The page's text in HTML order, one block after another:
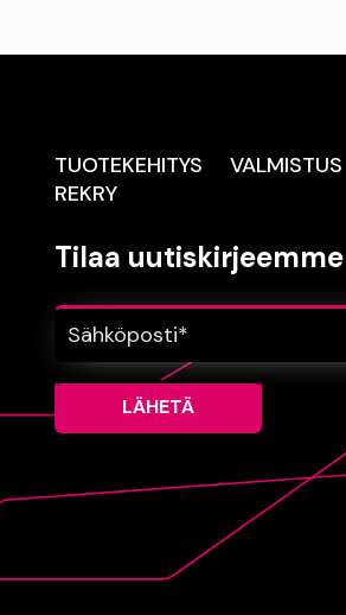
TUOTEKEHITYS VALMISTUS
REKRY
Tilaa uutiskirjeemme